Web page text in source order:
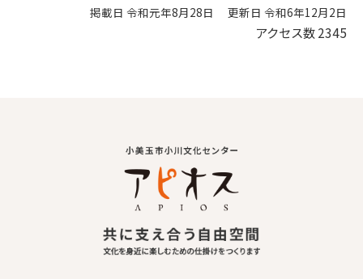
掲載日 令和元年8月28日 更新日 令和6年12月2日
アクセス数2345